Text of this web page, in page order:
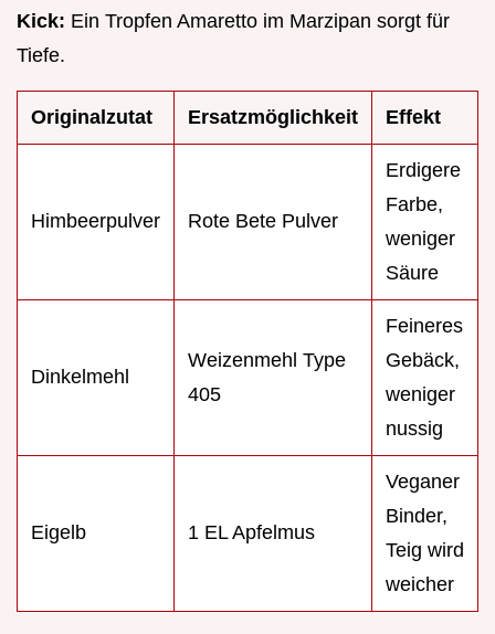
Kick: Ein Tropfen Amaretto im Marzipan sorgt für
Tiefe.
Originalzutat Ersatzmöglichkeit Effekt
Himbeerpulver Rote Bete Pulver
Erdigere
Farbe,
weniger
Säure
Dinkelmehl
Weizenmehl Type
405
Feineres
Gebäck,
weniger
nussig
Eigelb 1 EL Apfelmus
Veganer
Binder,
Teig wird
weicher